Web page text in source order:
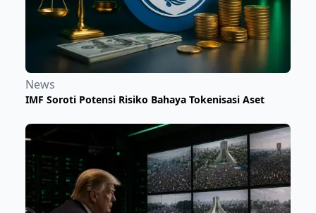
News
​IMF Soroti Potensi Risiko Bahaya Tokenisasi Aset